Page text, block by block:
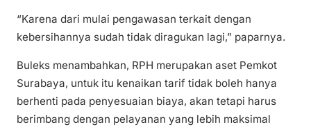
“Karena dari mulai pengawasan terkait dengan
kebersihannya sudah tidak diragukan lagi,” paparnya.
Buleks menambahkan, RPH merupakan aset Pemkot
Surabaya, untuk itu kenaikan tarif tidak boleh hanya
berhenti pada penyesuaian biaya, akan tetapi harus
berimbang dengan pelayanan yang lebih maksimal